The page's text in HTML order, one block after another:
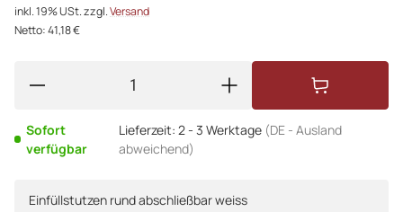
inkl. 19% USt. zzgl.Versand
Netto: 41,18 €
Sofort
verfügbar
Lieferzeit: 2 - 3 Werktage (DE - Ausland
abweichend)
Einfüllstutzen rund abschließbar weiss